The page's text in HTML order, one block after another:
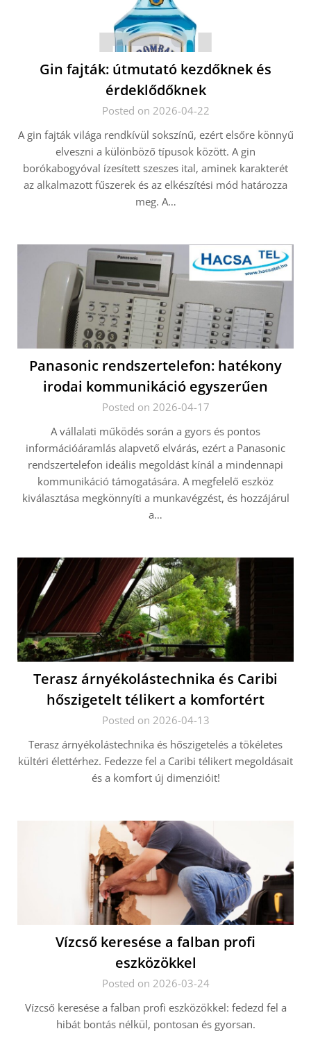
Gin fajták: útmutató kezdőknek és
érdeklődőknek
Posted on 2026-04-22
A gin fajták világa rendkívül sokszínű, ezért elsőre könnyű
elveszni a különböző típusok között. A gin
borókabogyóval ízesített szeszes ital, aminek karakterét
az alkalmazott fűszerek és az elkészítési mód határozza
meg. A…
Panasonic rendszertelefon: hatékony
irodai kommunikáció egyszerűen
Posted on 2026-04-17
A vállalati működés során a gyors és pontos
információáramlás alapvető elvárás, ezért a Panasonic
rendszertelefon ideális megoldást kínál a mindennapi
kommunikáció támogatására. A megfelelő eszköz
kiválasztása megkönnyíti a munkavégzést, és hozzájárul
a…
Terasz árnyékolástechnika és Caribi
hőszigetelt télikert a komfortért
Posted on 2026-04-13
Terasz árnyékolástechnika és hőszigetelés a tökéletes
kültéri élettérhez. Fedezze fel a Caribi télikert megoldásait
és a komfort új dimenzióit!
Vízcső keresése a falban profi
eszközökkel
Posted on 2026-03-24
Vízcső keresése a falban profi eszközökkel: fedezd fel a
hibát bontás nélkül, pontosan és gyorsan.